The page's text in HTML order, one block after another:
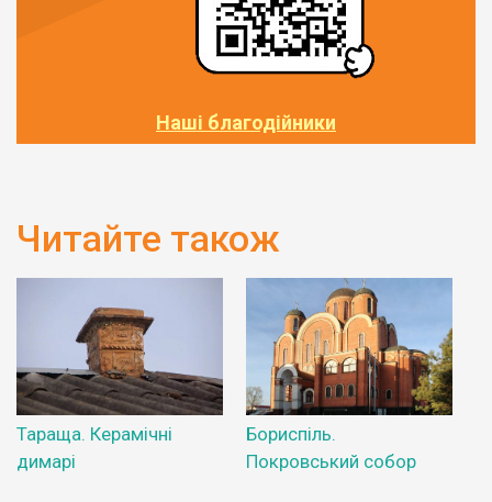
Наші благодійники
Читайте також
Тараща. Керамічні
димарі
Бориспіль.
Покровський собор